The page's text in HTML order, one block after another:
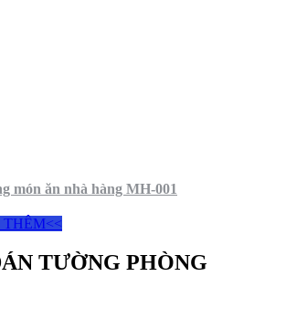
món ăn nhà hàng MH-001
TƯỜNG PHÒNG